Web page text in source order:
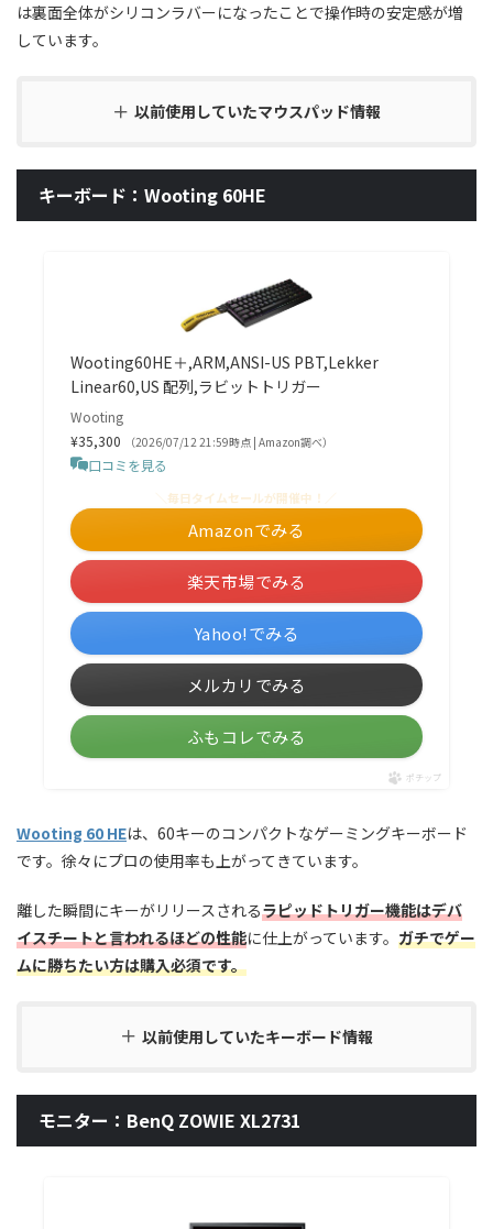
は裏面全体がシリコンラバーになったことで操作時の安定感が増
しています。
以前使用していたマウスパッド情報
キーボード：Wooting 60HE
Wooting60HE＋,ARM,ANSI-US PBT,Lekker
Linear60,US 配列,ラビットトリガー
Wooting
¥35,300
（2026/07/12 21:59時点 | Amazon調べ）
口コミを見る
＼毎日タイムセールが開催中！／
Amazonでみる
楽天市場でみる
Yahoo!でみる
メルカリでみる
ふもコレでみる
ポチップ
Wooting 60 HEは、60キーのコンパクトなゲーミングキーボード
です。徐々にプロの使用率も上がってきています。
離した瞬間にキーがリリースされるラピッドトリガー機能はデバ
イスチートと言われるほどの性能に仕上がっています。 ガチでゲー
ムに勝ちたい方は購入必須です。
以前使用していたキーボード情報
モニター：BenQ ZOWIE XL2731